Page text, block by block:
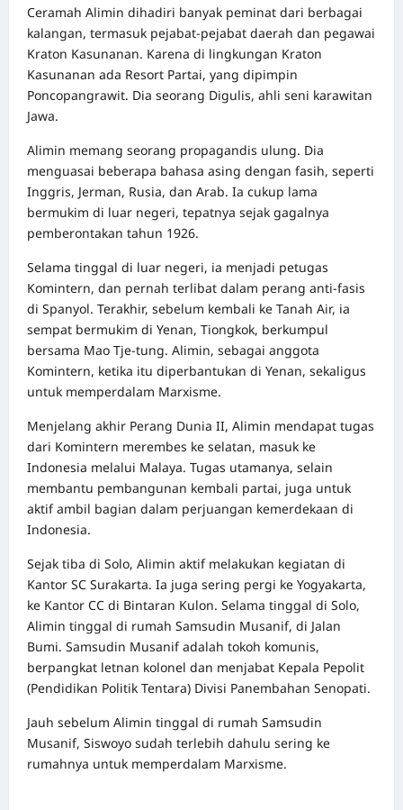
Ceramah Alimin dihadiri banyak peminat dari berbagai
kalangan, termasuk pejabat-pejabat daerah dan pegawai
Kraton Kasunanan. Karena di lingkungan Kraton
Kasunanan ada Resort Partai, yang dipimpin
Poncopangrawit. Dia seorang Digulis, ahli seni karawitan
Jawa.
Alimin memang seorang propagandis ulung. Dia
menguasai beberapa bahasa asing dengan fasih, seperti
Inggris, Jerman, Rusia, dan Arab. Ia cukup lama
bermukim di luar negeri, tepatnya sejak gagalnya
pemberontakan tahun 1926.
Selama tinggal di luar negeri, ia menjadi petugas
Komintern, dan pernah terlibat dalam perang anti-fasis
di Spanyol. Terakhir, sebelum kembali ke Tanah Air, ia
sempat bermukim di Yenan, Tiongkok, berkumpul
bersama Mao Tje-tung. Alimin, sebagai anggota
Komintern, ketika itu diperbantukan di Yenan, sekaligus
untuk memperdalam Marxisme.
Menjelang akhir Perang Dunia II, Alimin mendapat tugas
dari Komintern merembes ke selatan, masuk ke
Indonesia melalui Malaya. Tugas utamanya, selain
membantu pembangunan kembali partai, juga untuk
aktif ambil bagian dalam perjuangan kemerdekaan di
Indonesia.
Sejak tiba di Solo, Alimin aktif melakukan kegiatan di
Kantor SC Surakarta. Ia juga sering pergi ke Yogyakarta,
ke Kantor CC di Bintaran Kulon. Selama tinggal di Solo,
Alimin tinggal di rumah Samsudin Musanif, di Jalan
Bumi. Samsudin Musanif adalah tokoh komunis,
berpangkat letnan kolonel dan menjabat Kepala Pepolit
(Pendidikan Politik Tentara) Divisi Panembahan Senopati.
Jauh sebelum Alimin tinggal di rumah Samsudin
Musanif, Siswoyo sudah terlebih dahulu sering ke
rumahnya untuk memperdalam Marxisme.